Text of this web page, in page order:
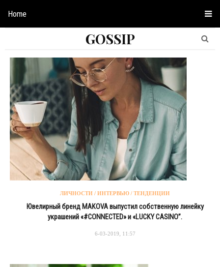
Home
GOSSIP
ЛИЧНОСТИ / ИНТЕРВЬЮ / ТЕНДЕНЦИИ
Ювелирный бренд MAKOVA выпустил собственную линейку
украшений «#CONNECTED» и «LUCKY CASINO”.
6-03-2019, 11:57